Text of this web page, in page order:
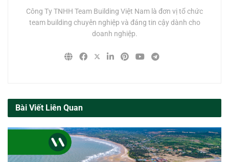
Công Ty TNHH Team Building Việt Nam là đơn vị tổ chức
team building chuyên nghiệp và đáng tin cậy dành cho
doanh nghiệp.
Bài Viết Liên Quan